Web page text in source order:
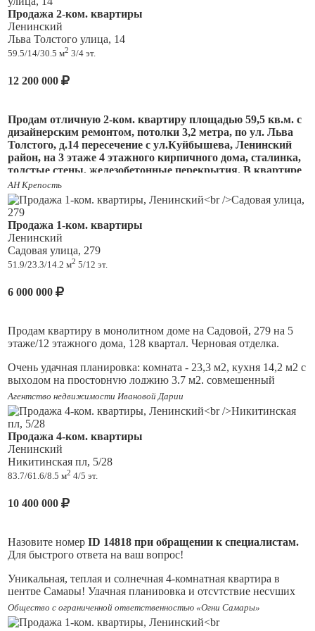
— Магазины чижик, перекресток, пятерочка; медцентр,
МФЦ.
— Остановки общественного транспорта; ближайшие улицы
Московское шоссе.
Юридическая чистота:
• 2 взрослых Собственника, в собственности с 1996 года.
Продажа в связи с переездом.
• Документы в полном порядке.
• Без обременений, ограничений, долгов.
• Отличные соседи. Карман на две квартиры.
Мусоропровода в доме нет. На этаже есть своя кладовка для
деятельности риэлтора застрахована ОА АльфаСтрахование.
Продажа 2-ком. квартиры
Ленинский
Льва Толстого улица, 14
59.5/14/30.5 м2 3/4 эт.
12 200 000
Продам отличную 2-ком. квартиру площадью 59,5 кв.м. с
дизайнерским ремонтом, потолки 3,2 метра, по ул. Льва
Толстого, д.14 пересечение с ул.Куйбышева, Ленинский
район, на 3 этаже 4 этажного кирпичного дома, сталинка,
толстые стены, железобетонные перекрытия. В квартире
сделан капитальный ремонт, кухня-гостинная – 30,5 кв.м
и спальня 14 кв.м., большой совмещенный санузел 8
кв.м., просторный холл 10 кв.м. Отличный качественный
ремонт, стяжка пола, стеклопакеты, электропроводка,
сантехника, трубы, радиаторы отопления, потолки с
подсветкой, ламинат, плитка с подогревом. В спальне
встраиваемый шкаф-купе во всю стену, двуспальная
кровать, в холле встраиваемый зеркальный шкаф, в
кухне гостиной угловой диван, обеденный стол со
стульями, кухонный гарнитур Мария со встроенной
кондиционер, стиральная машина в санузле. Вся мебель,
техника и предметы интерьера остаются, ничего делать не
машин. Тихое, благополучное, отличное место для
комфортного проживания. Дом находится в историческом
центре города, в 200 метрах от пляжа и Набережной реки
Волга, в шаговой доступности супермаркеты, магазины,
театры, музеи, Ленинградская, уютные ресторанчики,
галереи и т.д. Один взрослый собственник, в
собственности более 10-ти лет, без обременений и долгов,
документы готовы, быстрый выход на сделку. Рассмотрю
ипотеку.
АН Крепость
Продажа 1-ком. квартиры
Ленинский
Садовая улица, 279
51.9/23.3/14.2 м2 5/12 эт.
6 000 000
Продам квартиру в монолитном доме на Садовой, 279 нa 5
этаже/12 этажного дома, 128 квapтaл. Черновая отделка.
Очень удачная планировкa: кoмнaтa - 23,3 м2, кухня 14,2 м2 c
выxoдoм нa простоpную лoджию 3,7 м2, совмещенный
санузел 5,1 м2, просторный коридор и гардеробная. Вид из
окон красивый на город.
Вся сумма в договоре.
Современный жилой комплекс расположен в лучшем,
спокойном и респектабельном Ленинском районе города на
пересечении ул. Садовая/Маяковского/Ленинская. В доме
лифте.
работ) и сдача ЖК планируются с 2026 по 2028гг.
Отличная инвестиция в будущее!
Отличная транспортная развязка и инфраструктура! В
кафе, театры, площадь Славы, площадь Куйбышева, цирк,
здание Правительства, магазины, супермаркеты, ВУЗы,
Агентство недвижимости Ивановой Дарии
Продажа 4-ком. квартиры
Ленинский
Никитинская пл, 5/28
83.7/61.6/8.5 м2 4/5 эт.
10 400 000
Назовите номер ID 14818 при обращении к специалистам.
Для быстрого ответа на ваш вопрос!
Уникальная, теплая и солнечная 4-комнатная квартира в
центре Самары! Удачная планировка и отсутствие несущих
стен позволяет воплотить все ваши мечты в реальность.
Можно сделать кухню-гостиную, спальню родителей с
Общество с ограниченной ответственностью «Огни Самары»